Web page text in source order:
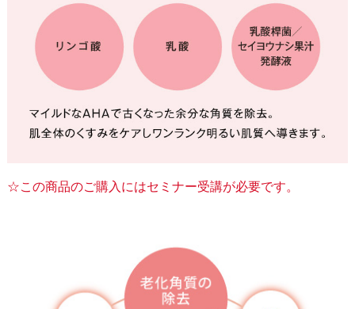
☆この商品のご購入にはセミナー受講が必要です。